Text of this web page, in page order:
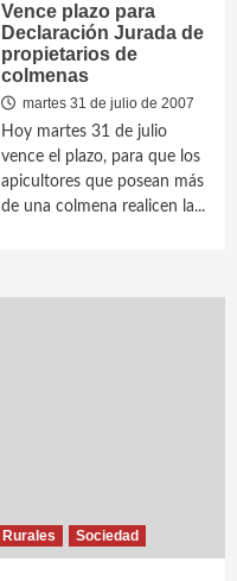
Vence plazo para
Declaración Jurada de
propietarios de
colmenas
martes 31 de julio de 2007
Hoy martes 31 de julio
vence el plazo, para que los
apicultores que posean más
de una colmena realicen la...
Rurales Sociedad